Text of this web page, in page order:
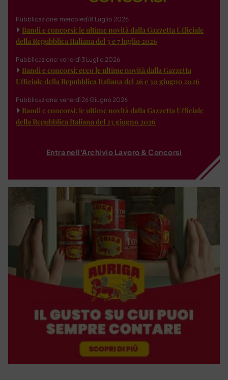
Pubblicazione: mercoledì 8 Luglio 2026
Bandi e concorsi: le ultime novità dalla Gazzetta Ufficiale
della Repubblica Italiana del 3 e 7 luglio 2026
Pubblicazione: venerdì 3 Luglio 2026
Bandi e concorsi: ecco le ultime novità dalla Gazzetta
Ufficiale della Repubblica Italiana del 26 e 30 giugno 2026
Pubblicazione: venerdì 26 Giugno 2026
Bandi e concorsi: le ultime novità dalla Gazzetta Ufficiale
della Repubblica Italiana del 23 giugno 2026
Entra nell'Archivio Lavoro & Concorsi